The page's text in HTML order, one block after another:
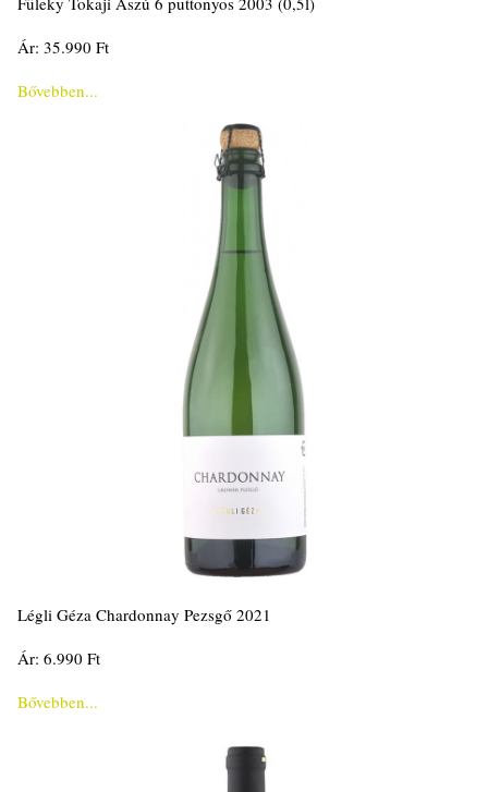
Ár: 35.990 Ft
Bővebben...
Légli Géza Chardonnay Pezsgő 2021
Ár: 6.990 Ft
Bővebben...